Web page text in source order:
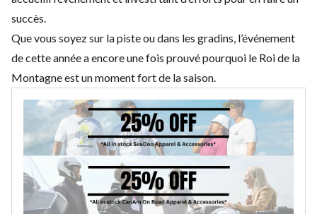
succès.
Que vous soyez sur la piste ou dans les gradins, l’événement
de cette année a encore une fois prouvé pourquoi le Roi de la
Montagne est un moment fort de la saison.